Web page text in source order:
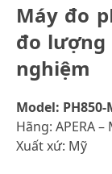
Máy đo
đo
nghiệm
Model: PH850-
Hãng: APERA –
Xuất xứ: Mỹ